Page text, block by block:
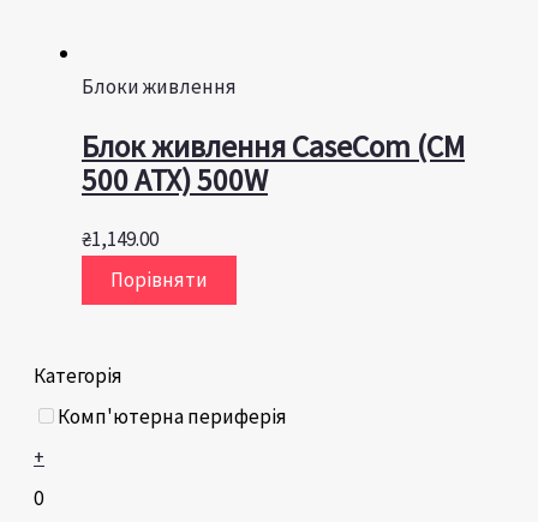
Категорія
Комп'ютерна периферія
+
0
Блоки живлення
Блок живлення CaseCom (CM
500 ATX) 500W
₴1,149.00
Порівняти